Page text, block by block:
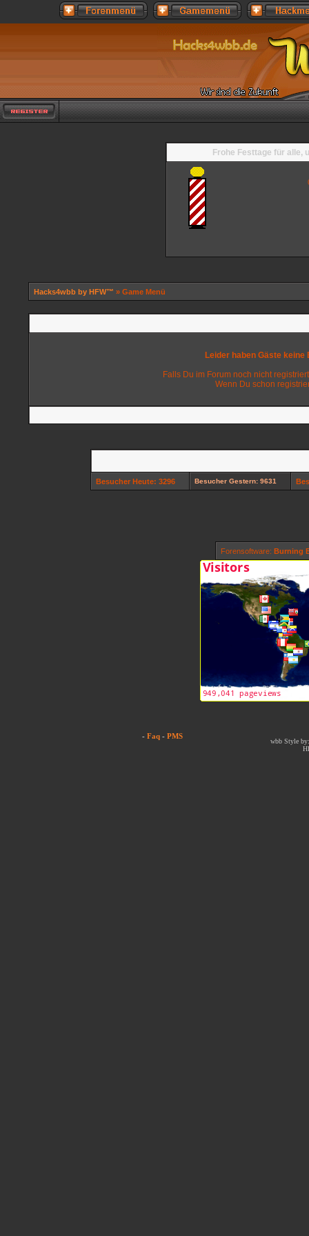
Frohe Festtage für alle,
Hacks4wbb by HFW™ » Game Menü
Leider haben Gäste
Falls Du im Forum noch nicht
Wenn Du schon
Besucher Heute: 3296 Besucher Gestern: 9631
Forensoftware: Burning
- Faq - PMS
wbb Style